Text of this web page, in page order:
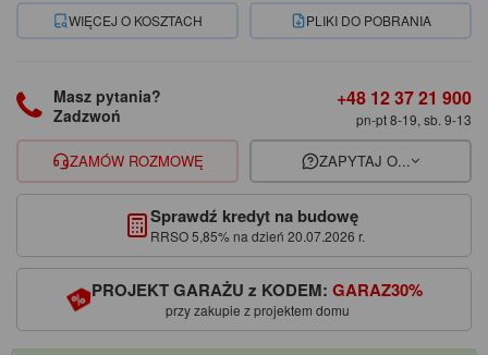
WIĘCEJ O KOSZTACH PLIKI DO POBRANIA
Masz pytania?
Zadzwoń
+48 12 37 21 900
pn-pt 8-19, sb. 9-13
ZAMÓW ROZMOWĘ ZAPYTAJ O...
Sprawdź kredyt na budowę
RRSO 5,85% na dzień 20.07.2026 r.
PROJEKT GARAŻU z KODEM: GARAZ30%
przy zakupie z projektem domu